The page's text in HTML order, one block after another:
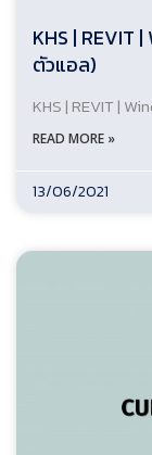
KHS | REVIT
ตัวแอล)
KHS | REVIT |
READ MORE »
13/06/2021